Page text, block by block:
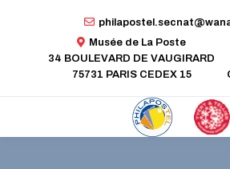
Musée de La Poste
34 BOULEVARD DE VAUGIRARD
75731 PARIS CEDEX 15